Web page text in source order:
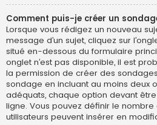
Comment puis-je créer un
Lorsque vous rédigez un nouveau
message d’un sujet, cliquez sur
situé en-dessous du formulaire
onglet n’est pas disponible, il est
la permission de créer des
sondage en incluant au moins deux
adéquats, chaque option devant
ligne. Vous pouvez définir le nombre
utilisateurs peuvent insérer en